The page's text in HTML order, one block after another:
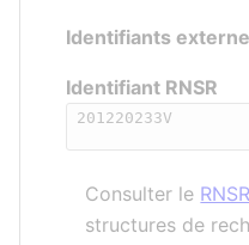
Identifiants
Identifiant RNSR
Consulter le RNSR
structures de